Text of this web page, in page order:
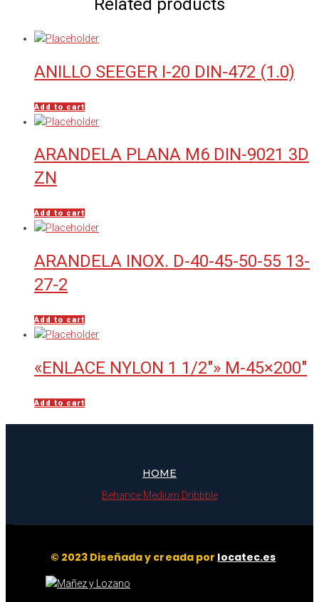
Related products
ANILLO SEEGER I-20 DIN-472 (1.0)
Add to cart
ARANDELA PLANA M6 DIN-9021 3D
ZN
Add to cart
ARANDELA INOX. D-40-45-50-55 13-
27-2
Add to cart
«ENLACE NYLON 1 1/2″» M-45×200″
Add to cart
HOME
Behance Medium Dribbble
© 2023 Diseñada y creada por locatec.es